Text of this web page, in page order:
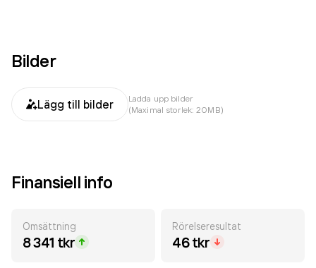
Bilder
Lägg till bilder
Ladda upp bilder
(Maximal storlek: 20MB)
Finansiell info
Omsättning
8 341 tkr
Rörelseresultat
46 tkr